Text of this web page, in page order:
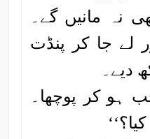
نہ مانیں گے۔
لے جا کر پنڈت
دیے۔
ہو کر پوچھا۔